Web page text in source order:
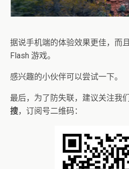
据说手机端的体验效果更佳，而
Flash 游戏。
感兴趣的小伙伴可以尝试一下。
最后，为了防失联，建议关注我
搜，订阅号二维码：